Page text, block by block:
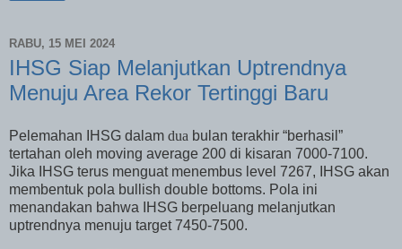
RABU, 15 MEI 2024
IHSG Siap Melanjutkan Uptrendnya
Menuju Area Rekor Tertinggi Baru
Pelemahan IHSG dalam dua bulan terakhir “berhasil”
tertahan oleh moving average 200 di kisaran 7000-7100.
Jika IHSG terus menguat menembus level 7267, IHSG akan
membentuk pola bullish double bottoms. Pola ini
menandakan bahwa IHSG berpeluang melanjutkan
uptrendnya menuju target 7450-7500.